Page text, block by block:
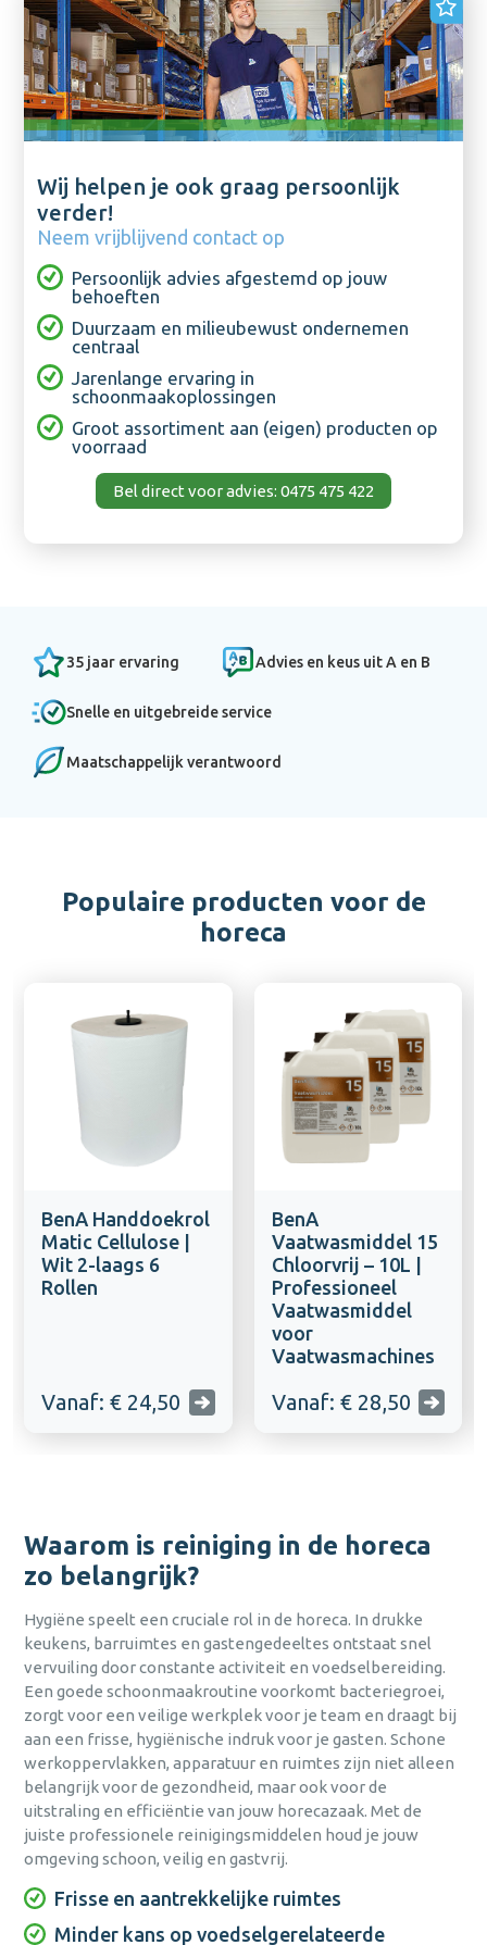
Wij helpen je ook graag persoonlijk
verder!
Neem vrijblijvend contact op
Persoonlijk advies afgestemd op jouw
behoeften
Duurzaam en milieubewust ondernemen
centraal
Jarenlange ervaring in
schoonmaakoplossingen
Groot assortiment aan (eigen) producten op
voorraad
Bel direct voor advies: 0475 475 422
35 jaar ervaring Advies en keus uit A en B
Snelle en uitgebreide service
Maatschappelijk verantwoord
Populaire producten voor de
horeca
BenA Handdoekrol
Matic Cellulose |
Wit 2-laags 6
Rollen
Vanaf: € 24,50
BenA
Vaatwasmiddel 15
Chloorvrij – 10L |
Professioneel
Vaatwasmiddel
voor
Vaatwasmachines
Vanaf: € 28,50
Waarom is reiniging in de horeca
zo belangrijk?
Hygiëne speelt een cruciale rol in de horeca. In drukke
keukens, barruimtes en gastengedeeltes ontstaat snel
vervuiling door constante activiteit en voedselbereiding.
Een goede schoonmaakroutine voorkomt bacteriegroei,
zorgt voor een veilige werkplek voor je team en draagt bij
aan een frisse, hygiënische indruk voor je gasten. Schone
werkoppervlakken, apparatuur en ruimtes zijn niet alleen
belangrijk voor de gezondheid, maar ook voor de
uitstraling en efficiëntie van jouw horecazaak. Met de
juiste professionele reinigingsmiddelen houd je jouw
omgeving schoon, veilig en gastvrij.
Frisse en aantrekkelijke ruimtes
Minder kans op voedselgerelateerde